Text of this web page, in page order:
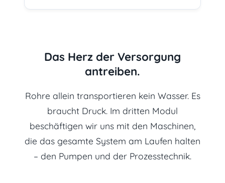
Das Herz der Versorgung
antreiben.
Rohre allein transportieren kein Wasser. Es
braucht Druck. Im dritten Modul
beschäftigen wir uns mit den Maschinen,
die das gesamte System am Laufen halten
– den Pumpen und der Prozesstechnik.